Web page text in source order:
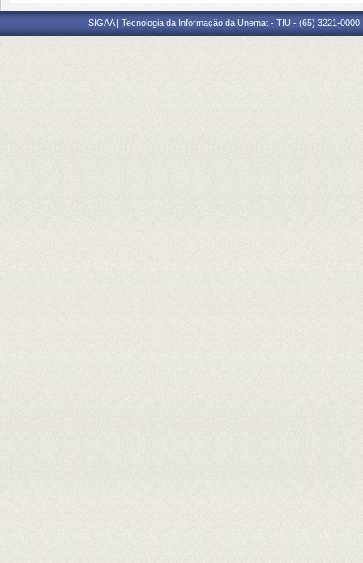
SIGAA | Tecnologia da Informação da Unemat - TIU - (65) 3221-